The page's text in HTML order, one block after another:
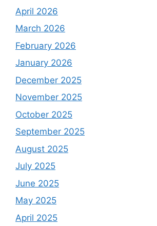
April 2026
March 2026
February 2026
January 2026
December 2025
November 2025
October 2025
September 2025
August 2025
July 2025
June 2025
May 2025
April 2025